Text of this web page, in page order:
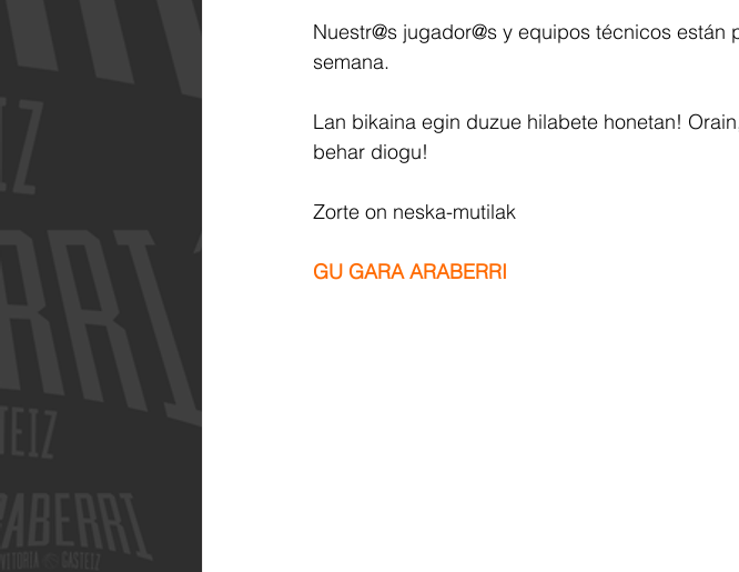
Nuestr@s jugador@s y equipos técnicos
semana.
Lan bikaina egin duzue hilabete honetan!
behar diogu!
Zorte on neska-mutilak
GU GARA ARABERRI